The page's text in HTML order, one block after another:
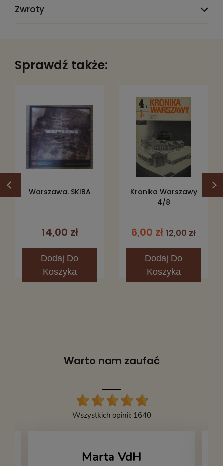
Wysokość:
Fotografie:
Zwroty
Sprawdź także:
Warszawa. SKIBA
14,00 zł
Dodaj Do
Koszyka
Kronika Warszawy
4/8
6,00 zł 12,00 zł
Dodaj Do
Koszyka
Warto nam zaufać
Wszystkich opinii: 1640
Marta VdH